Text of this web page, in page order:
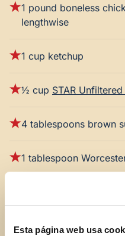
Esta página web usa
1 pound boneless
lengthwise
1 cup ketchup
½ cup STAR
4 tablespoons brown
1 tablespoon